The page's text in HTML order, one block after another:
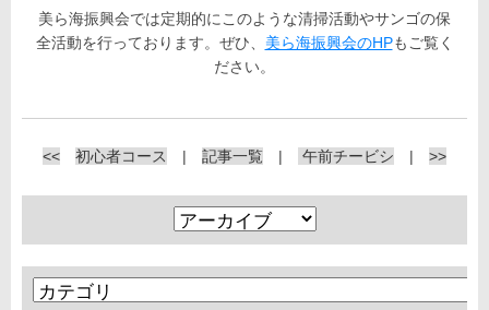
美ら海振興会では定期的にこのような清掃活動やサンゴの保
全活動を行っております。ぜひ、 美ら海振興会のHPもご覧く
ださい。
<< 初心者コース | 記事一覧 | 午前チービシ | >>